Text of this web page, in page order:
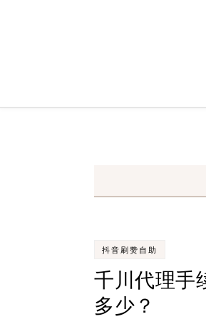
抖音刷赞自助
千川代理手
多少？